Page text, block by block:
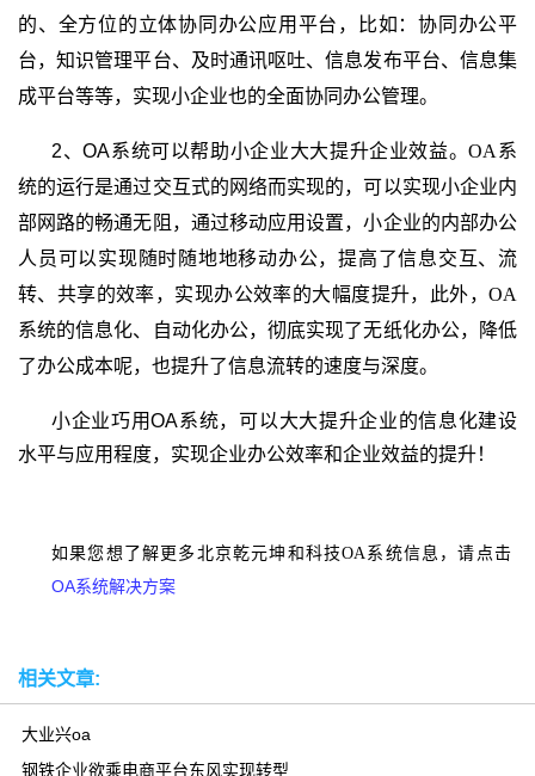
的、全方位的立体协同办公应用平台，比如：协同办公平
台，知识管理平台、及时通讯呕吐、信息发布平台、信息集
成平台等等，实现小企业也的全面协同办公管理。
2、OA系统可以帮助小企业大大提升企业效益。OA 系
统的运行是通过交互式的网络而实现的，可以实现小企业内
部网路的畅通无阻，通过移动应用设置，小企业的内部办公
人员可以实现随时随地地移动办公，提高了信息交互、流
转、共享的效率，实现办公效率的大幅度提升，此外， OA
系统的信息化、自动化办公，彻底实现了无纸化办公，降低
了办公成本呢，也提升了信息流转的速度与深度。
小企业巧用OA系统，可以大大提升企业的信息化建设
水平与应用程度，实现企业办公效率和企业效益的提升！
如果您想了解更多北京乾元坤和科技OA系统信息，请点击
OA系统解决方案
相关文章:
大业兴oa
钢铁企业欲乘电商平台东风实现转型